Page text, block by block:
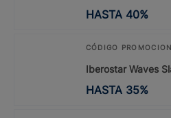
HASTA 40%
CÓDIGO
Iberostar Waves
HASTA 35%